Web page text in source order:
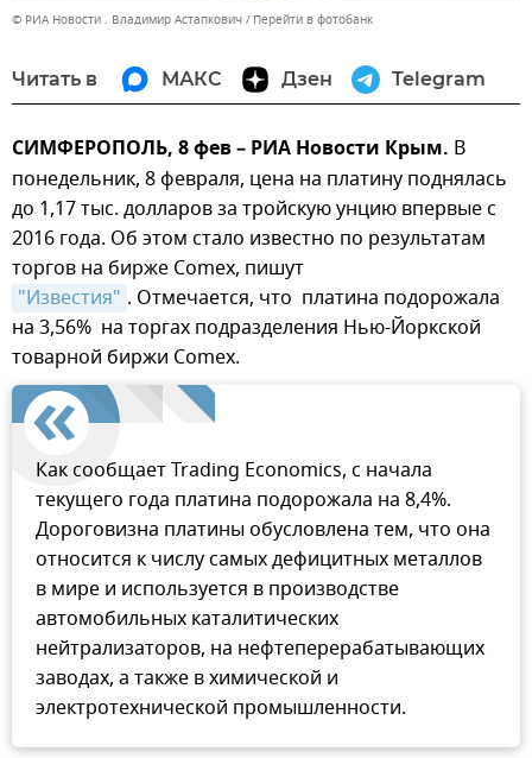
© РИА Новости . Владимир Астапкович Перейти в фотобанк
Читать в МАКС Дзен Telegram
СИМФЕРОПОЛЬ, 8 фев – РИА Новости Крым. В
понедельник, 8 февраля, цена на платину поднялась
до 1,17 тыс. долларов за тройскую унцию впервые с
2016 года. Об этом стало известно по результатам
торгов на бирже Comex, пишут
"Известия" . Отмечается, что платина подорожала
на 3,56% на торгах подразделения Нью-Йоркской
товарной биржи Comex.
Как сообщает Trading Economics, с начала
текущего года платина подорожала на 8,4%.
Дороговизна платины обусловлена тем, что она
относится к числу самых дефицитных металлов
в мире и используется в производстве
автомобильных каталитических
нейтрализаторов, на нефтеперерабатывающих
заводах, а также в химической и
электротехнической промышленности.